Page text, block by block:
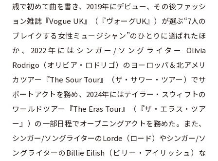
歳で初めて曲を書き、2019年にデビュー、その後ファッシ
ョン雑誌『Vogue UK』（『ヴォーグUK』）が選ぶ“7人の
ブレイクする女性ミュージシャン”のひとりに選ばれたほ
か、2022年にはシンガー/ソングライター Olivia
Rodrigo（オリビア・ロドリゴ）のヨーロッパ＆北アメリ
カツアー『The Sour Tour』（ザ・サワー・ツアー）でサ
ポートアクトを務め、2024年にはテイラー・スウィフトの
ワールドツアー『The Eras Tour』（『ザ・エラス・ツア
ー』）の一部日程でオープニングアクトを務めた。また、
シンガー/ソングライターのLorde（ロード）やシンガー/ソ
ングライターのBillie Eilish（ビリー・アイリッシュ）な